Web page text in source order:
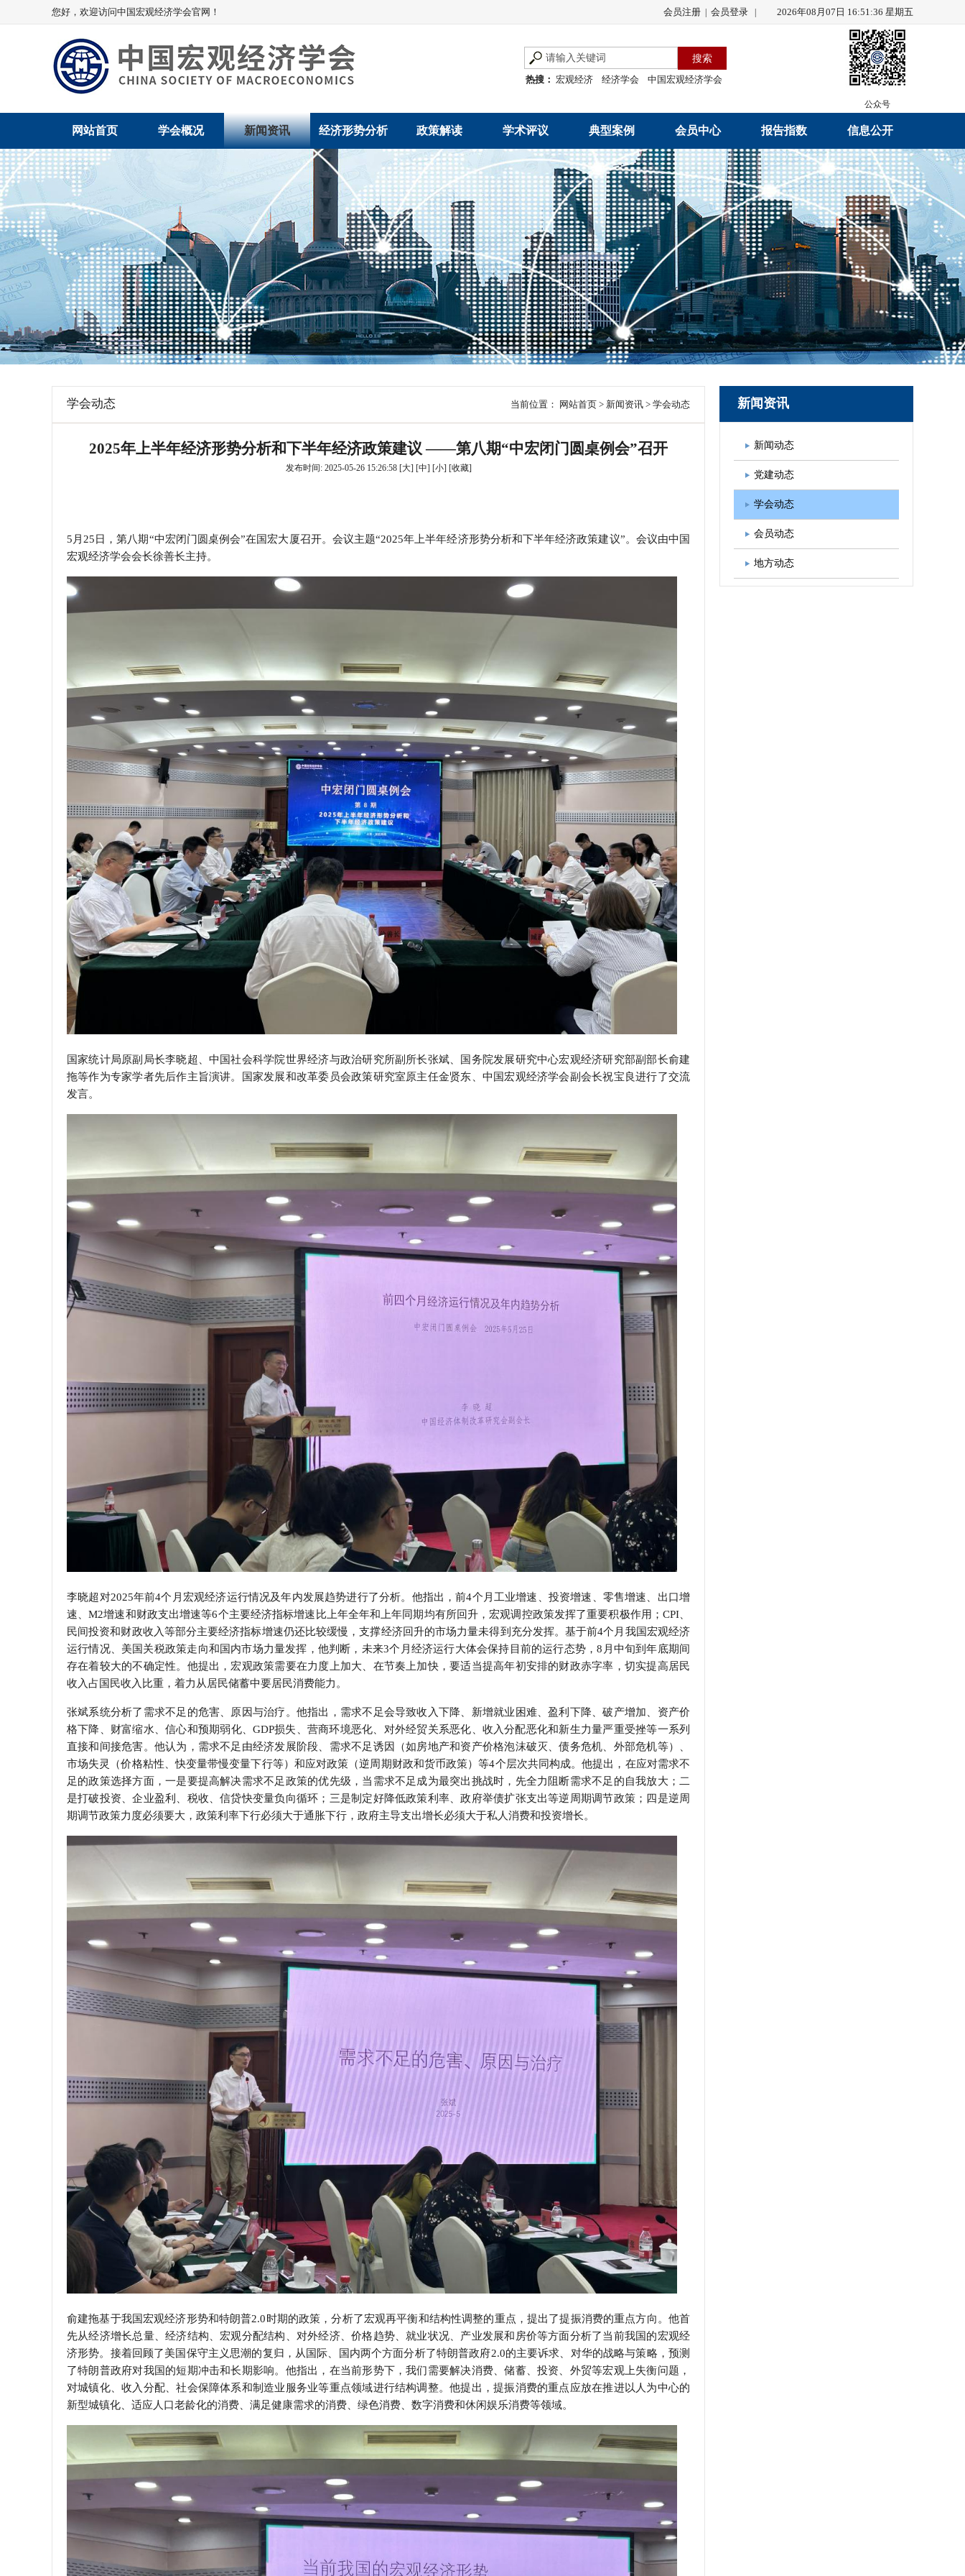
您好，欢迎访问中国宏观经济学会官网！ 会员注册 会员登录 2026年08月07日 16:51:38 星期五
热搜： 宏观经济 经济学会 中国宏观经济学会
公众号
网站首页 学会概况
学术委员会
学会领导
组织机构
法律顾问
学会章程
新闻资讯
党建动态
学会动态
会员动态
地方动态
经济形势分析
经济数据概览
数说经济
经济运行与调节
产业发展
创新高技术产业运
行
贸易与流通
政策解读
发展改革令
规范性文件
规划文本
公告
通知
政策图解
学术评议
优秀改革案例
世界一流企业
优秀论文著作
典型案例
地方政府
国有企业
民营企业
会员中心
会员名录
会员注册
入会申请
会员管理办法
报告指数
研究报告
学会会刊
数据解读
指数发布
中宏通讯
图书出版
信息公开
学会章程
年度工作报告
财务工作报告
新闻发言人制度
学术自律制度
学会发展规划
学会动态 当前位置： 网站首页 > 新闻资讯 > 学会动态
2025年上半年经济形势分析和下半年经济政策建议 ——第八期“中宏闭门圆桌例会”召开
发布时间: 2025-05-26 15:26:58 [大] [中] [小] [收藏]
5月25日，第八期“中宏闭门圆桌例会”在国宏大厦召开。会议主题“2025年上半年经济形势分析和下半年经济政策建议”。会议由中国
宏观经济学会会长徐善长主持。
国家统计局原副局长李晓超、中国社会科学院世界经济与政治研究所副所长张斌、国务院发展研究中心宏观经济研究部副部长俞建
拖等作为专家学者先后作主旨演讲。国家发展和改革委员会政策研究室原主任金贤东、中国宏观经济学会副会长祝宝良进行了交流
发言。
李晓超对2025年前4个月宏观经济运行情况及年内发展趋势进行了分析。他指出，前4个月工业增速、投资增速、零售增速、出口增
速、M2增速和财政支出增速等6个主要经济指标增速比上年全年和上年同期均有所回升，宏观调控政策发挥了重要积极作用；CPI、
民间投资和财政收入等部分主要经济指标增速仍还比较缓慢，支撑经济回升的市场力量未得到充分发挥。基于前4个月我国宏观经济
运行情况、美国关税政策走向和国内市场力量发挥，他判断，未来3个月经济运行大体会保持目前的运行态势，8月中旬到年底期间
存在着较大的不确定性。他提出，宏观政策需要在力度上加大、在节奏上加快，要适当提高年初安排的财政赤字率，切实提高居民
收入占国民收入比重，着力从居民储蓄中要居民消费能力。
张斌系统分析了需求不足的危害、原因与治疗。他指出，需求不足会导致收入下降、新增就业困难、盈利下降、破产增加、资产价
格下降、财富缩水、信心和预期弱化、GDP损失、营商环境恶化、对外经贸关系恶化、收入分配恶化和新生力量严重受挫等一系列
直接和间接危害。他认为，需求不足由经济发展阶段、需求不足诱因（如房地产和资产价格泡沫破灭、债务危机、外部危机等）、
市场失灵（价格粘性、快变量带慢变量下行等）和应对政策（逆周期财政和货币政策）等4个层次共同构成。他提出，在应对需求不
足的政策选择方面，一是要提高解决需求不足政策的优先级，当需求不足成为最突出挑战时，先全力阻断需求不足的自我放大；二
是打破投资、企业盈利、税收、信贷快变量负向循环；三是制定好降低政策利率、政府举债扩张支出等逆周期调节政策；四是逆周
期调节政策力度必须要大，政策利率下行必须大于通胀下行，政府主导支出增长必须大于私人消费和投资增长。
俞建拖基于我国宏观经济形势和特朗普2.0时期的政策，分析了宏观再平衡和结构性调整的重点，提出了提振消费的重点方向。他首
先从经济增长总量、经济结构、宏观分配结构、对外经济、价格趋势、就业状况、产业发展和房价等方面分析了当前我国的宏观经
济形势。接着回顾了美国保守主义思潮的复归，从国际、国内两个方面分析了特朗普政府2.0的主要诉求、对华的战略与策略，预测
了特朗普政府对我国的短期冲击和长期影响。他指出，在当前形势下，我们需要解决消费、储蓄、投资、外贸等宏观上失衡问题，
对城镇化、收入分配、社会保障体系和制造业服务业等重点领域进行结构调整。他提出，提振消费的重点应放在推进以人为中心的
新型城镇化、适应人口老龄化的消费、满足健康需求的消费、绿色消费、数字消费和休闲娱乐消费等领域。
新闻资讯
新闻动态
党建动态
学会动态
会员动态
地方动态